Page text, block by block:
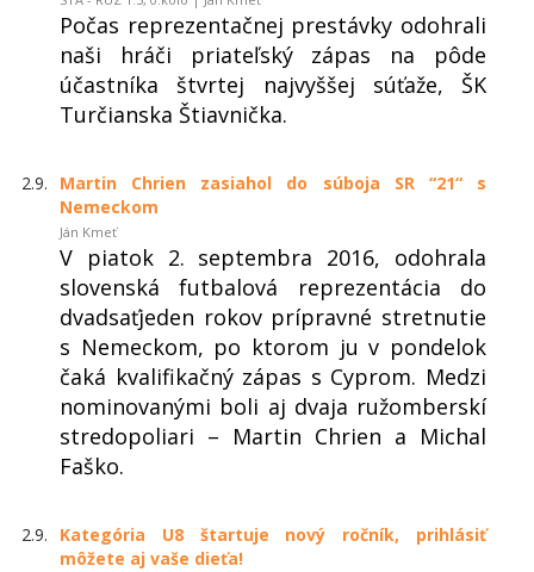
Počas reprezentačnej prestávky odohrali
naši hráči priateľský zápas na pôde
účastníka štvrtej najvyššej súťaže, ŠK
Turčianska Štiavnička.
2.9.
Martin Chrien zasiahol do súboja SR “21“ s
Nemeckom
Ján Kmeť
V piatok 2. septembra 2016, odohrala
slovenská futbalová reprezentácia do
dvadsaťjeden rokov prípravné stretnutie
s Nemeckom, po ktorom ju v pondelok
čaká kvalifikačný zápas s Cyprom. Medzi
nominovanými boli aj dvaja ružomberskí
stredopoliari – Martin Chrien a Michal
Faško.
2.9.
Kategória U8 štartuje nový ročník, prihlásiť
môžete aj vaše dieťa!